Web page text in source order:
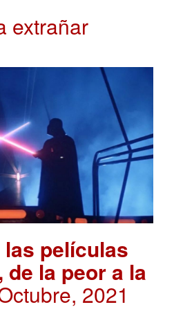
extrañar
películas
de la peor a la
2021